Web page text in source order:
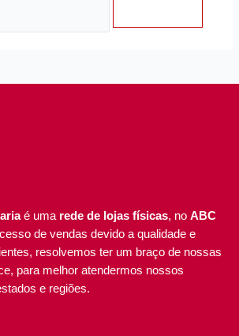
é uma rede de lojas físicas, no ABC
de vendas devido a qualidade e
resolvemos ter um braço de nossas
para melhor atendermos nossos
e regiões.